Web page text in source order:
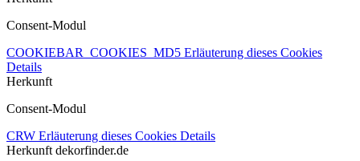
Consent-Modul
COOKIEBAR_COOKIES_MD5 Erläuterung dieses Cookies
Details
Herkunft
Consent-Modul
CRW Erläuterung dieses Cookies Details
Herkunft dekorfinder.de